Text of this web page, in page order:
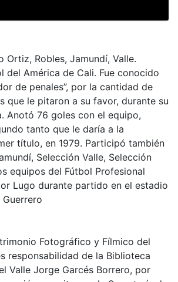
Ortiz, Robles, Jamundí, Valle.
del América de Cali. Fue conocido
de penales”, por la cantidad de
que le pitaron a su favor, durante su
Anotó 76 goles con el equipo,
tanto que le daría a la
título, en 1979. Participó también
Selección Valle, Selección
equipos del Fútbol Profesional
Lugo durante partido en el estadio
Fotográfico y Fílmico del
responsabilidad de la Biblioteca
Valle Jorge Garcés Borrero, por